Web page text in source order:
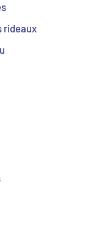
rideaux